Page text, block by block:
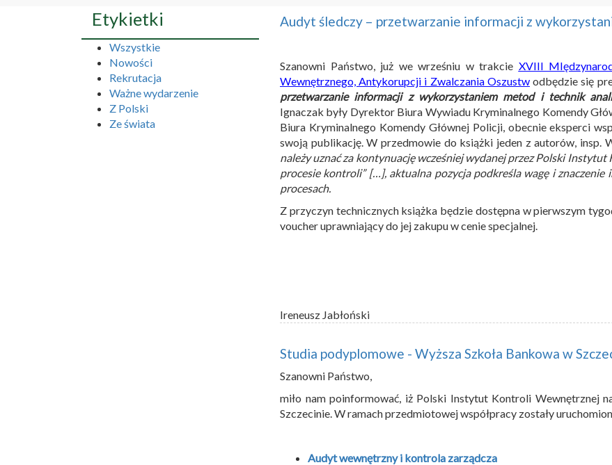
Audyt śledczy – przetwarzanie informacji z
Szanowni Państwo, już we wrześniu w trakcie XVIII
Wewnętrznego, Antykorupcji i Zwalczania Oszustwodbędzie się
przetwarzanie informacji z wykorzystaniem metod i technik
Ignaczak były Dyrektor Biura Wywiadu Kryminalnego Komendy
Biura Kryminalnego Komendy Głównej Policji, obecnie eksperci
swoją publikację. W przedmowie do książki jeden z autorów, insp.
należy uznać za kontynuację wcześniej wydanej przez Polski
procesie kontroli” […], aktualna pozycja podkreśla wagę i
procesach.
Z przyczyn technicznych książka będzie dostępna w pierwszym
voucher uprawniający do jej zakupu w cenie specjalnej.
Ireneusz Jabłoński
Studia podyplomowe - Wyższa Szkoła Bankowa w
Szanowni Państwo,
miło nam poinformować, iż Polski Instytut Kontroli Wewnętrznej
Szczecinie. W ramach przedmiotowej współpracy zostały
Audyt wewnętrzny i kontrola zarządcza
Etykietki
Wszystkie
Nowości
Rekrutacja
Ważne wydarzenie
Z Polski
Ze świata